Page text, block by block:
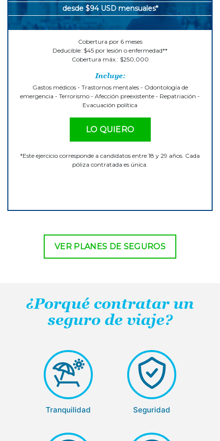
desde $94 USD mensuales*
Cobertura por 6 meses
Deducible: $45 por lesión o enfermedad**
Cobertura máx.: $250,000
Incluye:
Gastos médicos - Trastornos mentales - Odontología de
emergencia - Terrorismo - Afección preexistente - Repatriación -
Evacuación política
LO QUIERO
*Este ejercicio corresponde a candidatos entre 18 y 29 años. Cada
póliza contratada es única.
VER PLANES DE SEGUROS
¿Porqué contratar un
seguro de viaje?
Tranquilidad Seguridad